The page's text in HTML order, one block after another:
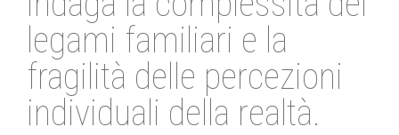
legami familiari e la
fragilità delle percezioni
individuali della realtà.